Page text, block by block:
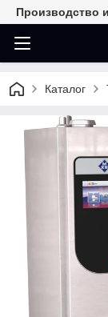
Производство
Каталог